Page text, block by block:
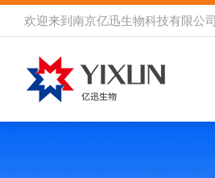
欢迎来到 南京亿迅生物科技有限公司